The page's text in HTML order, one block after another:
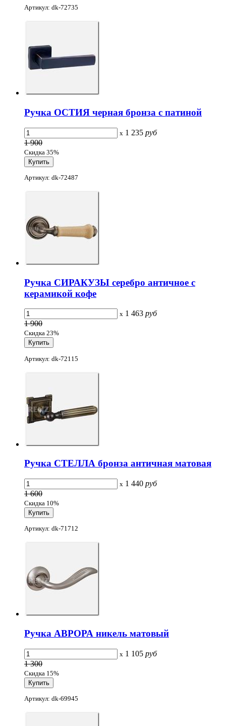
Артикул: dk-72735
Ручка ОСТИЯ черная бронза с патиной
x 1 235 руб
1 900
Скидка 35%
Артикул: dk-72487
Ручка СИРАКУЗЫ серебро античное с
керамикой кофе
x 1 463 руб
1 900
Скидка 23%
Артикул: dk-72115
Ручка СТЕЛЛА бронза античная матовая
x 1 440 руб
1 600
Скидка 10%
Артикул: dk-71712
Ручка АВРОРА никель матовый
x 1 105 руб
1 300
Скидка 15%
Артикул: dk-69945